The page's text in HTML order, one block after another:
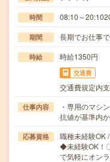
時間 08:10～
期間 長期でお仕事
時給 時給1350円
交通費
交通費規定内
仕事内容
・専用のマシ
抗値が基準内
応募資格
職種未経験OK
◆未経験OK！
で気軽にオン